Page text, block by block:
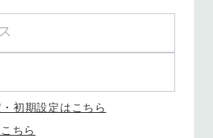
初期設定はこちら
ちら